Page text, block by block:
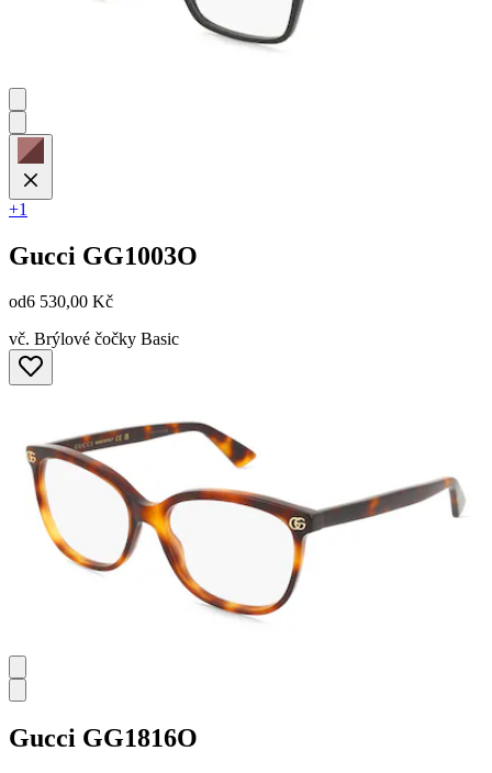
+1
Gucci GG1003O
od6 530,00 Kč
vč. Brýlové čočky Basic
Gucci GG1816O